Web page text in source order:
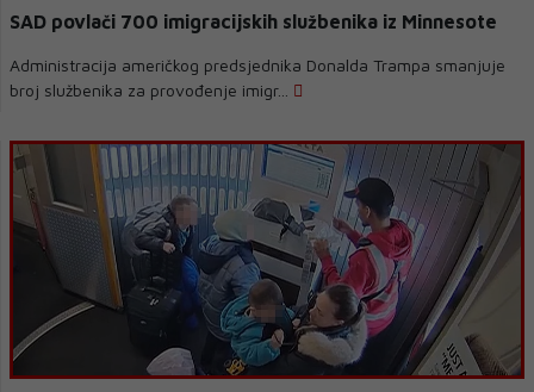
SAD povlači 700 imigracijskih službenika iz Minnesote
Administracija američkog predsjednika Donalda Trampa smanjuje
broj službenika za provođenje imigr...